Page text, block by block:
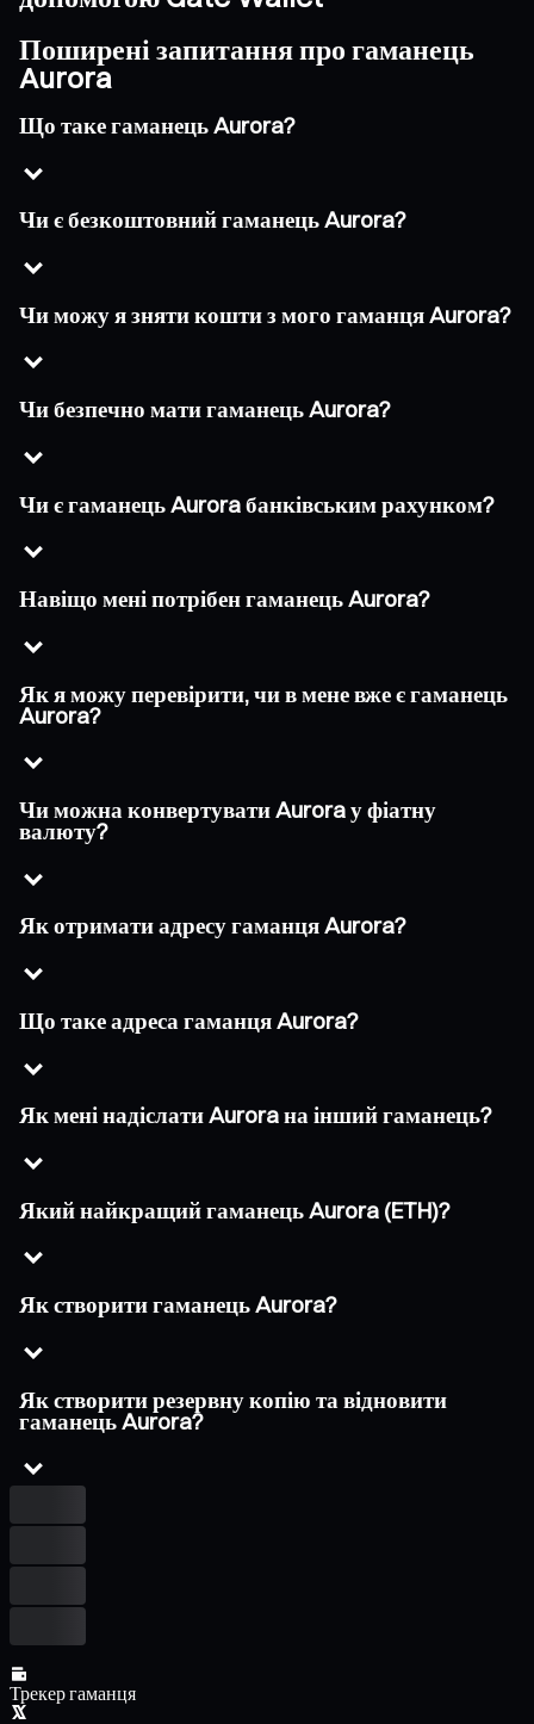
Поширені запитання про гаманець
Aurora
Що таке гаманець Aurora?
Чи є безкоштовний гаманець Aurora?
Чи можу я зняти кошти з мого гаманця Aurora?
Чи безпечно мати гаманець Aurora?
Чи є гаманець Aurora банківським рахунком?
Навіщо мені потрібен гаманець Aurora?
Як я можу перевірити, чи в мене вже є гаманець
Aurora?
Чи можна конвертувати Aurora у фіатну
валюту?
Як отримати адресу гаманця Aurora?
Що таке адреса гаманця Aurora?
Як мені надіслати Aurora на інший гаманець?
Який найкращий гаманець Aurora (ETH)?
Як створити гаманець Aurora?
Як створити резервну копію та відновити
гаманець Aurora?
Трекер гаманця